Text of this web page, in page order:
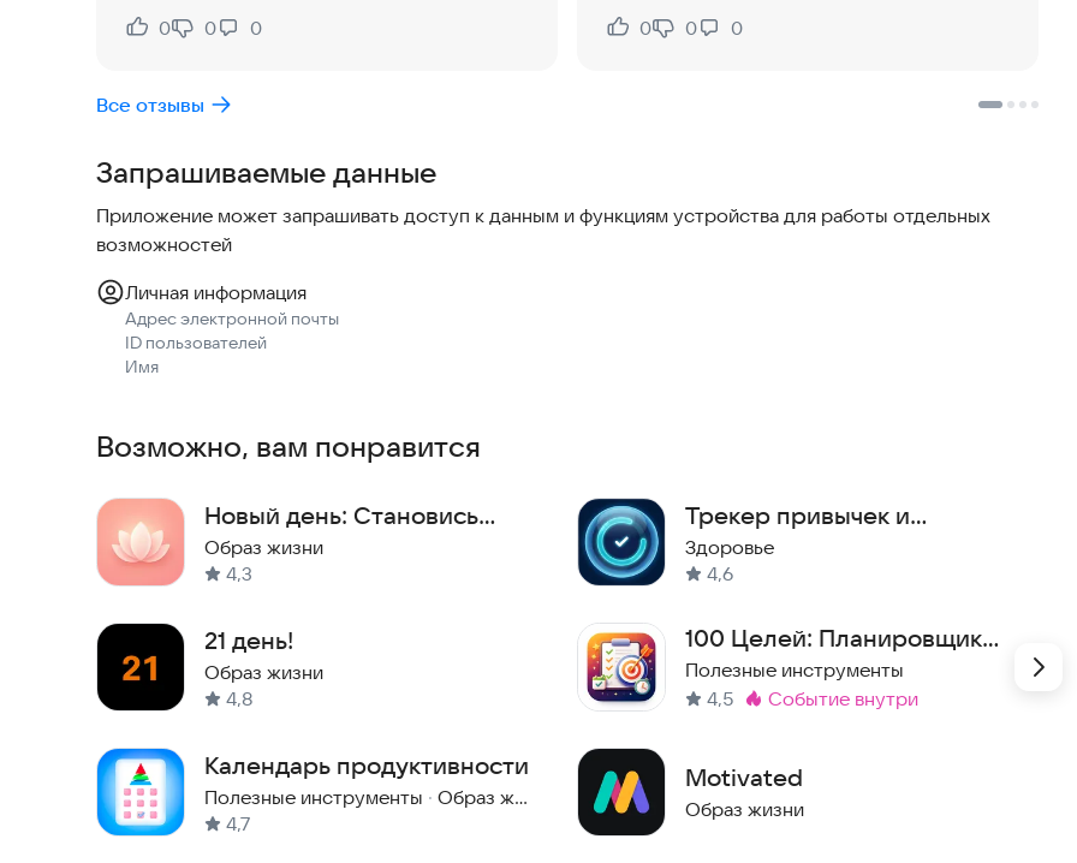
мотивирует стать лучше, тебя уже
затягивает поставить галочку что сегодня
Нравится:
0
Не нравится:
0 0
достижения открываются, как в игре.
Главное — реакции! Не надо писать, тапнул
пробежку, и сразу чувствуешь поддержку.
Нравится:
0
Не нравится:
0 0
Все отзывы
Запрашиваемые данные
Приложение может запрашивать доступ к данным и функциям устройства для работы отдельных
возможностей
Личная информация
Адрес электронной почты
ID пользователей
Имя
Возможно, вам понравится
Новый день: Становись
лучше
Образ жизни
4,3
21 день!
Образ жизни
4,8
Календарь продуктивности
Полезные инструменты · Образ жизни
4,7
Трекер привычек и
Челленджи с друзьями
Здоровье
4,6
100 Целей: Планировщик
Успеха
Полезные инструменты
4,5
Метка:
событие внутри
Motivated
Образ жизни